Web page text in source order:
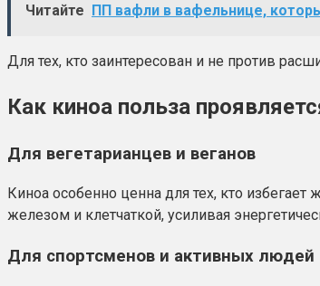
Читайте ПП вафли в вафельнице,
Для тех, кто заинтересован и не против
Как киноа польза
Для вегетарианцев и веганов
Киноа особенно ценна для тех, кто
железом и клетчаткой, усиливая
Для спортсменов и активных людей